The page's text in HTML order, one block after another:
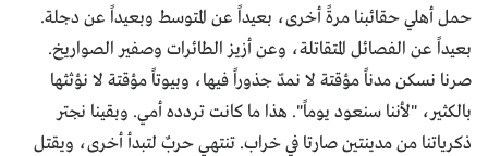
حمل أهلي حقائبنا مرةً أخرى، بعيداً عن المتوسط وبعيداً عن دجلة.
بعيداً عن الفصائل المتقاتلة، وعن أزيز الطائرات وصفير الصواريخ.
صرنا نسكن مدناً مؤقتة لا نمدّ جذوراً فيها، وبيوتاً مؤقتة لا نؤثثها
بالكثير، "لأننا سنعود يوماً". هذا ما كانت تردده أمي. وبقينا نجتر
ذكرياتنا من مدينتين صارتا في خراب. تنتهي حربٌ لتبدأ أخرى، ويقتل